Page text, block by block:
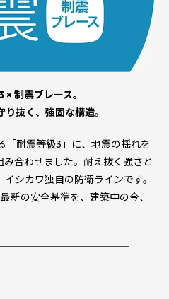
制震ブレース。
り抜く、強固な構造。
「耐震等級3」に、地震の揺れを
合わせました。耐え抜く強さと
シカワ独自の防衛ラインです。
新の安全基準を、建築中の今、